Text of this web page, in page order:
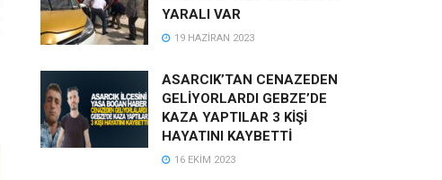
YARALI VAR
19 HAZIRAN 2023
ASARCIK’TAN CENAZEDEN
GELİYORLARDI GEBZE’DE
KAZA YAPTILAR 3 KİŞİ
HAYATINI KAYBETTİ
16 EKIM 2023